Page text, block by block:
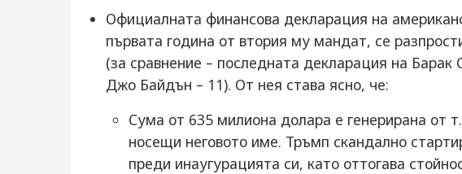
Официалната финансова декларация на
първата година от втория му мандат, се
(за сравнение – последната декларация на
Джо Байдън – 11). От нея става ясно, че:
Сума от 635 милиона долара е генерирана от
носещи неговото име. Тръмп скандално
преди инаугурацията си, като оттогава